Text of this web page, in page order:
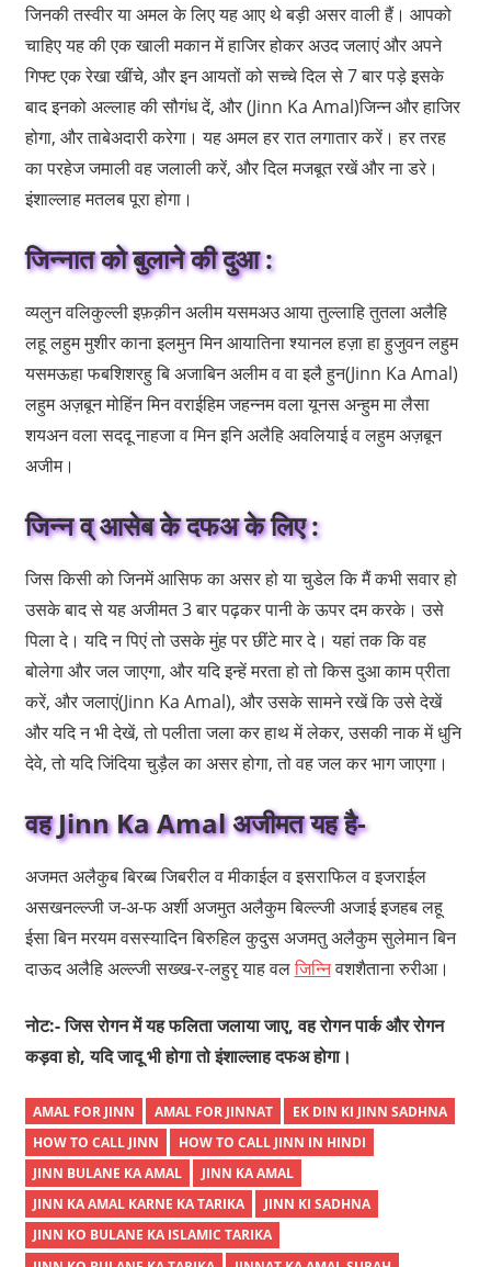
जिनकी तस्वीर या अमल के लिए यह आए थे बड़ी असर वाली हैं। आपको
चाहिए यह की एक खाली मकान में हाजिर होकर अउद जलाएं और अपने
गिफ्ट एक रेखा खींचे, और इन आयतों को सच्चे दिल से 7 बार पड़े इसके
बाद इनको अल्लाह की सौगंध दें, और (Jinn Ka Amal)जिन्न और हाजिर
होगा, और ताबेअदारी करेगा। यह अमल हर रात लगातार करें। हर तरह
का परहेज जमाली वह जलाली करें, और दिल मजबूत रखें और ना डरे।
इंशाल्लाह मतलब पूरा होगा।
जिन्नात को बुलाने की दुआ :
व्यलुन वलिकुल्ली इफ़क़ीन अलीम यसमअउ आया तुल्लाहि तुतला अलैहि
लहू लहुम मुशीर काना इलमुन मिन आयातिना श्यानल हज़ा हा हुजुवन लहुम
यसमऊहा फबशिशरहु बि अजाबिन अलीम व वा इलै हुन(Jinn Ka Amal)
लहुम अज़बून मोहिंन मिन वराईहिम जहन्नम वला यूनस अन्हुम मा लैसा
शयअन वला सददू नाहजा व मिन इनि अलैहि अवलियाई व लहुम अज़बून
अजीम।
जिन्न व् आसेब के दफअ के लिए :
जिस किसी को जिनमें आसिफ का असर हो या चुडेल कि मैं कभी सवार हो
उसके बाद से यह अजीमत 3 बार पढ़कर पानी के ऊपर दम करके। उसे
पिला दे। यदि न पिएं तो उसके मुंह पर छींटे मार दे। यहां तक कि वह
बोलेगा और जल जाएगा, और यदि इन्हें मरता हो तो किस दुआ काम प्रीता
करें, और जलाएं(Jinn Ka Amal), और उसके सामने रखें कि उसे देखें
और यदि न भी देखें, तो पलीता जला कर हाथ में लेकर, उसकी नाक में धुनि
देवे, तो यदि जिंदिया चुड़ैल का असर होगा, तो वह जल कर भाग जाएगा।
वह Jinn Ka Amal अजीमत यह है-
अजमत अलैकुब बिरब्ब जिबरील व मीकाईल व इसराफिल व इजराईल
असखनल्ल्जी ज-अ-फ अर्शी अजमुत अलैकुम बिल्ल्जी अजाई इजहब लहू
ईसा बिन मरयम वसस्यादिन बिरुहिल कुदुस अजमतु अलैकुम सुलेमान बिन
दाऊद अलैहि अल्ल्जी सख्ख-र-लहुरृ याह वलजिन्निवशशैताना रुरीआ।
नोट:- जिस रोगन में यह फलिता जलाया जाए, वह रोगन पार्क और रोगन
कड़वा हो, यदि जादू भी होगा तो इंशाल्लाह दफअ होगा।
AMAL FOR JINN AMAL FOR JINNAT
EK DIN KI JINN SADHNA
HOW TO CALL JINN
HOW TO CALL JINN IN HINDI
JINN BULANE KA AMAL
JINN KA AMAL
JINN KA AMAL KARNE KA TARIKA
JINN KI SADHNA
JINN KO BULANE KA ISLAMIC TARIKA